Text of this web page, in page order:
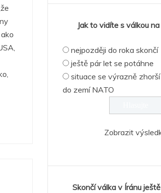
Jak to vidíte s válkou
nejpozději do roka skončí
ještě pár let se potáhne
situace se výrazně
do zemí NATO
Zobrazit
Skončí válka v Íránu